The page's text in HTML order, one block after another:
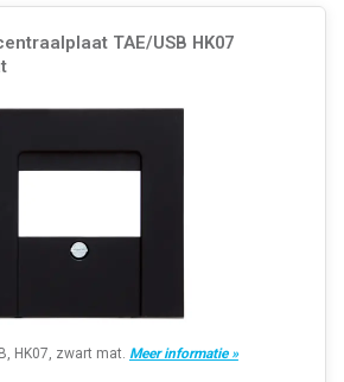
TAE/USB HK07
HK07, zwart mat. Meer informatie »